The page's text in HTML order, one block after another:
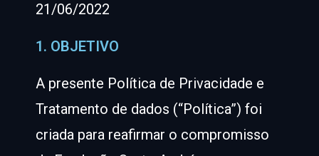
21/06/2022
1. OBJETIVO
A presente Política de Privacidade e
Tratamento de dados (“Política”) foi
criada para reafirmar o compromisso